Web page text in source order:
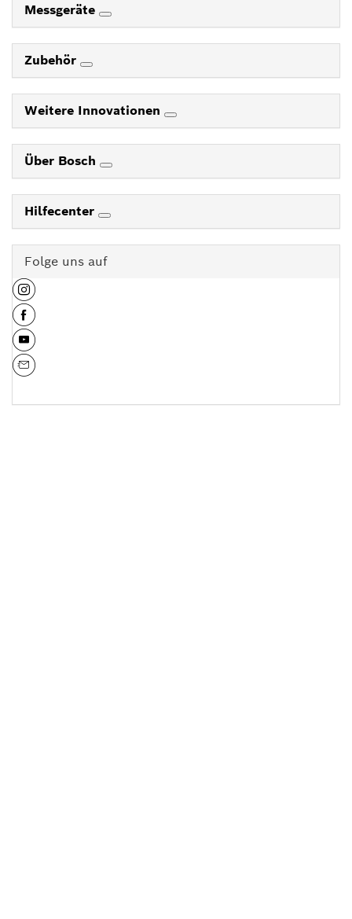
Messgeräte
Zubehör
Weitere Innovationen
Über Bosch
Hilfecenter
Folge uns auf